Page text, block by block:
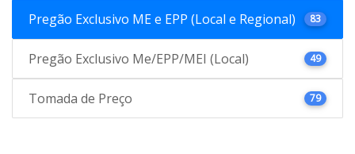
Pregão Exclusivo ME e EPP (Local e Regional) 83
Pregão Exclusivo Me/EPP/MEI (Local) 49
Tomada de Preço 79